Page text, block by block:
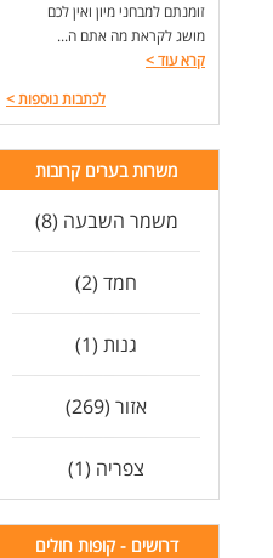
זומנתם למבחני מיון ואין לכם
מושג לקראת מה אתם ה...
קרא עוד>
לכתבות נוספות>
משרות בערים קרובות
משמר השבעה (8)
חמד (2)
גנות (1)
אזור (269)
צפריה (1)
דרושים - קופות חולים